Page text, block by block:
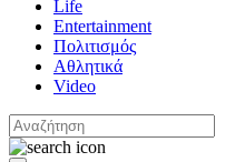
Life
Entertainment
Πολιτισμός
Αθλητικά
Video